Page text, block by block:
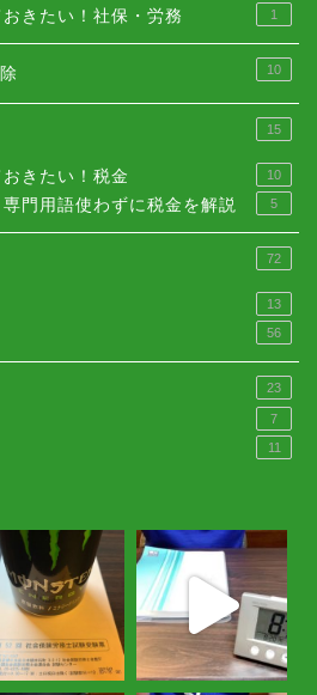
きたい！社保・労務 1
10
15
きたい！税金 10
門用語使わずに税金を解説 5
72
13
56
23
7
11